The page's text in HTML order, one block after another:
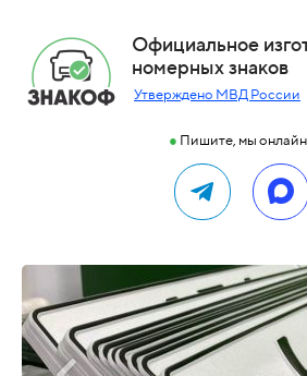
Официальное
номерных знаков
Утверждено МВД России
● Пишите, мы онлайн